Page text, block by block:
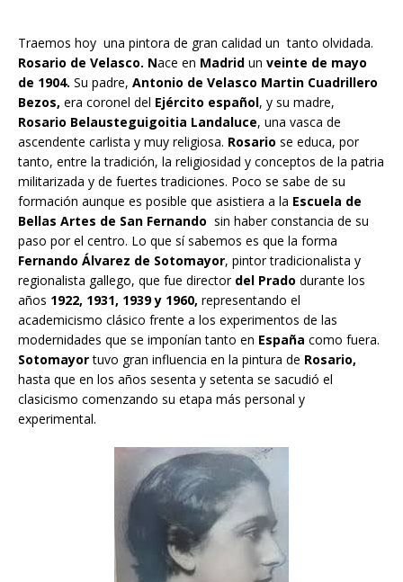
Traemos hoy una pintora de gran calidad un tanto olvidada.
Rosario de Velasco. Nace en Madrid un veinte de mayo
de 1904. Su padre, Antonio de Velasco Martin Cuadrillero
Bezos, era coronel del Ejército español, y su madre,
Rosario Belausteguigoitia Landaluce, una vasca de
ascendente carlista y muy religiosa. Rosario se educa, por
tanto, entre la tradición, la religiosidad y conceptos de la patria
militarizada y de fuertes tradiciones. Poco se sabe de su
formación aunque es posible que asistiera a la Escuela de
Bellas Artes de San Fernando sin haber constancia de su
paso por el centro. Lo que sí sabemos es que la forma
Fernando Álvarez de Sotomayor, pintor tradicionalista y
regionalista gallego, que fue director del Prado durante los
años 1922, 1931, 1939 y 1960, representando el
academicismo clásico frente a los experimentos de las
modernidades que se imponían tanto en España como fuera.
Sotomayortuvo gran influencia en la pintura de Rosario,
hasta que en los años sesenta y setenta se sacudió el
clasicismo comenzando su etapa más personal y
experimental.